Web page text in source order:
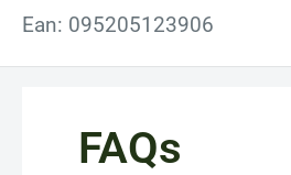
Ean: 095205123906
FAQs